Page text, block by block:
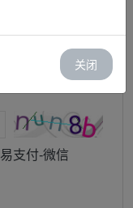
易支付-微信
关闭